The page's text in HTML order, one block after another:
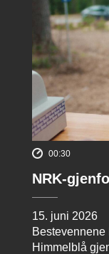
00:30
NRK-
15. juni 2026
Bestevennene
Himmelblå